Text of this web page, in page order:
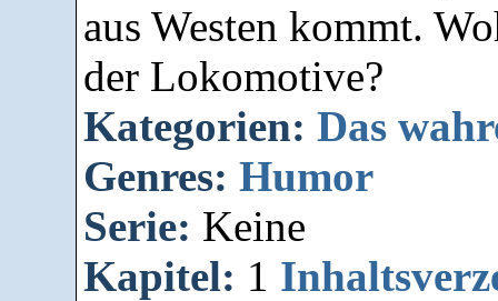
aus Westen kommt.
der Lokomotive?
Kategorien: Das
Genres:Humor
Serie: Keine
Kapitel: 1